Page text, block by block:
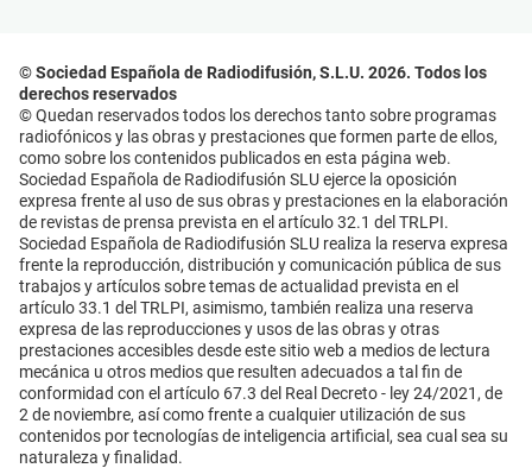
© Sociedad Española de Radiodifusión, S.L.U. 2026. Todos los
derechos reservados
© Quedan reservados todos los derechos tanto sobre programas
radiofónicos y las obras y prestaciones que formen parte de ellos,
como sobre los contenidos publicados en esta página web.
Sociedad Española de Radiodifusión SLU ejerce la oposición
expresa frente al uso de sus obras y prestaciones en la elaboración
de revistas de prensa prevista en el artículo 32.1 del TRLPI.
Sociedad Española de Radiodifusión SLU realiza la reserva expresa
frente la reproducción, distribución y comunicación pública de sus
trabajos y artículos sobre temas de actualidad prevista en el
artículo 33.1 del TRLPI, asimismo, también realiza una reserva
expresa de las reproducciones y usos de las obras y otras
prestaciones accesibles desde este sitio web a medios de lectura
mecánica u otros medios que resulten adecuados a tal fin de
conformidad con el artículo 67.3 del Real Decreto - ley 24/2021, de
2 de noviembre, así como frente a cualquier utilización de sus
contenidos por tecnologías de inteligencia artificial, sea cual sea su
naturaleza y finalidad.